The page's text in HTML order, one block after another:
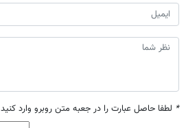
* لطفا حاصل عبارت را در جعبه متن روبرو وارد کنید